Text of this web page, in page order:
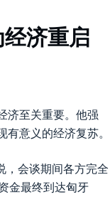
济重启
济至关重要。他强
意义的经济复苏。
，会谈期间各方完全
金最终到达匈牙